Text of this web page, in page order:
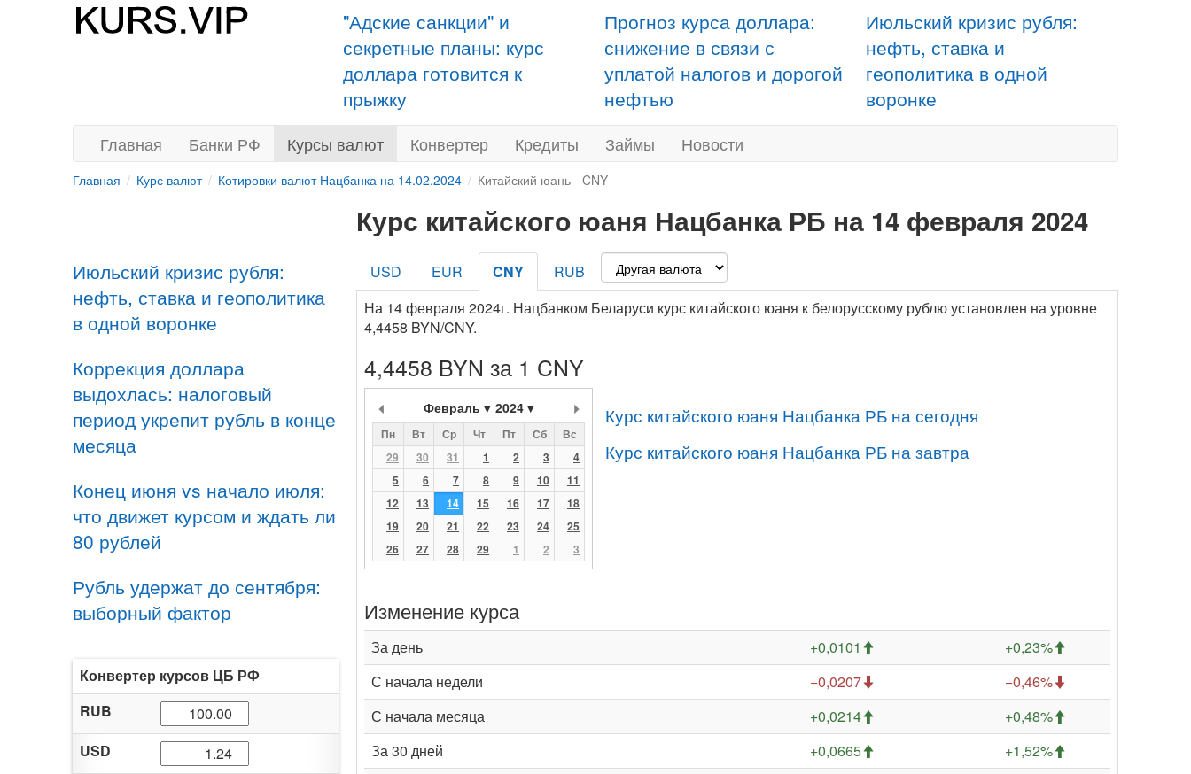
"Адские санкции" и
секретные планы: курс
доллара готовится к
прыжку
Прогноз курса доллара:
снижение в связи с
уплатой налогов и дорогой
нефтью
Июльский кризис рубля:
нефть, ставка и
геополитика в одной
воронке
Главная Банки РФ Курсы валют Конвертер Кредиты Займы Новости
Главная Курс валют Котировки валют Нацбанка на 14.02.2024 Китайский юань - CNY
Июльский кризис рубля:
нефть, ставка и геополитика
в одной воронке
Коррекция доллара
выдохлась: налоговый
период укрепит рубль в конце
месяца
Конец июня vs начало июля:
что движет курсом и ждать ли
80 рублей
Рубль удержат до сентября:
выборный фактор
Конвертер курсов ЦБ РФ
RUB
USD
Курс китайского юаня Нацбанка РБ на 14 февраля 2024
USD EUR CNY
RUB
На 14 февраля 2024г. Нацбанком Беларуси курс китайского юаня к белорусскому рублю установлен на уровне
4,4458 BYN/CNY.
4,4458 BYN за 1 CNY
Февраль 2024
Пн Вт Ср Чт Пт Сб
Вс
29
30 31 1 2 3
4
5
6 7 8 9 10
11
12
13 14 15 16 17
18
19
20 21 22 23 24
25
26
27 28 29 1 2 3
Курс китайского юаня Нацбанка РБ на сегодня
Курс китайского юаня Нацбанка РБ на завтра
Изменение курса
За день +0,0101
+0,23%
С начала недели
−0,0207
−0,46%
С начала месяца
+0,0214
+0,48%
За 30 дней
+0,0665
+1,52%